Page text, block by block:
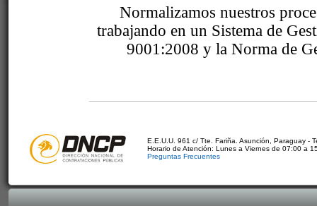
Normalizamos nuestros
trabajando en un Sistema de
9001:2008 y la Norma de
E.E.U.U. 961 c/ Tte. Fariña. Asunción, Paraguay -
Horario de Atención: Lunes a Viernes de 07:00 a
Preguntas Frecuentes